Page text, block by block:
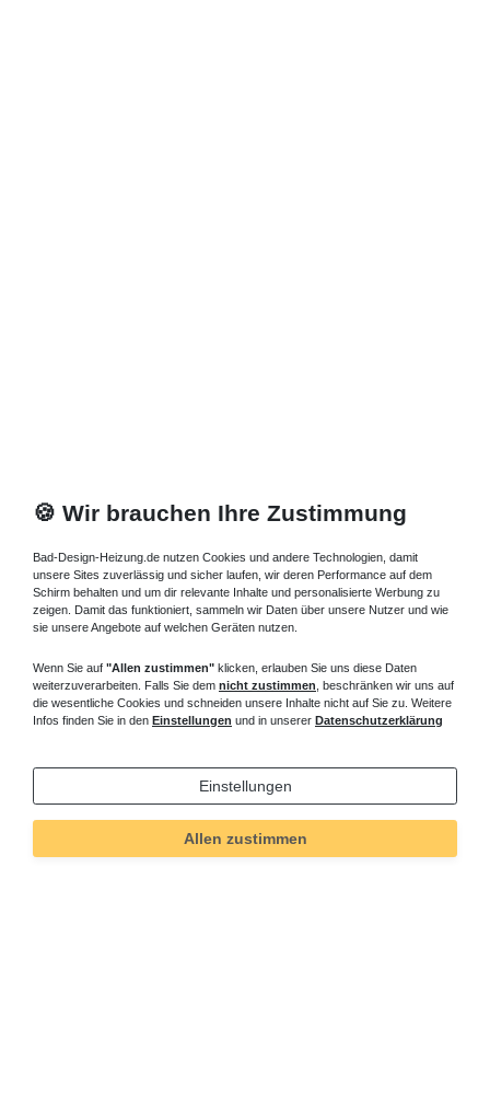
🍪 Wir brauchen Ihre Zustimmung
Bad-Design-Heizung.de nutzen Cookies und andere Technologien, damit
unsere Sites zuverlässig und sicher laufen, wir deren Performance auf dem
Schirm behalten und um dir relevante Inhalte und personalisierte Werbung zu
zeigen. Damit das funktioniert, sammeln wir Daten über unsere Nutzer und wie
sie unsere Angebote auf welchen Geräten nutzen.
Wenn Sie auf "Allen zustimmen" klicken, erlauben Sie uns diese Daten
weiterzuverarbeiten. Falls Sie dem nicht zustimmen , beschränken wir uns auf
die wesentliche Cookies und schneiden unsere Inhalte nicht auf Sie zu. Weitere
Infos finden Sie in den Einstellungen und in unserer Datenschutzerklärung
Einstellungen
Allen zustimmen